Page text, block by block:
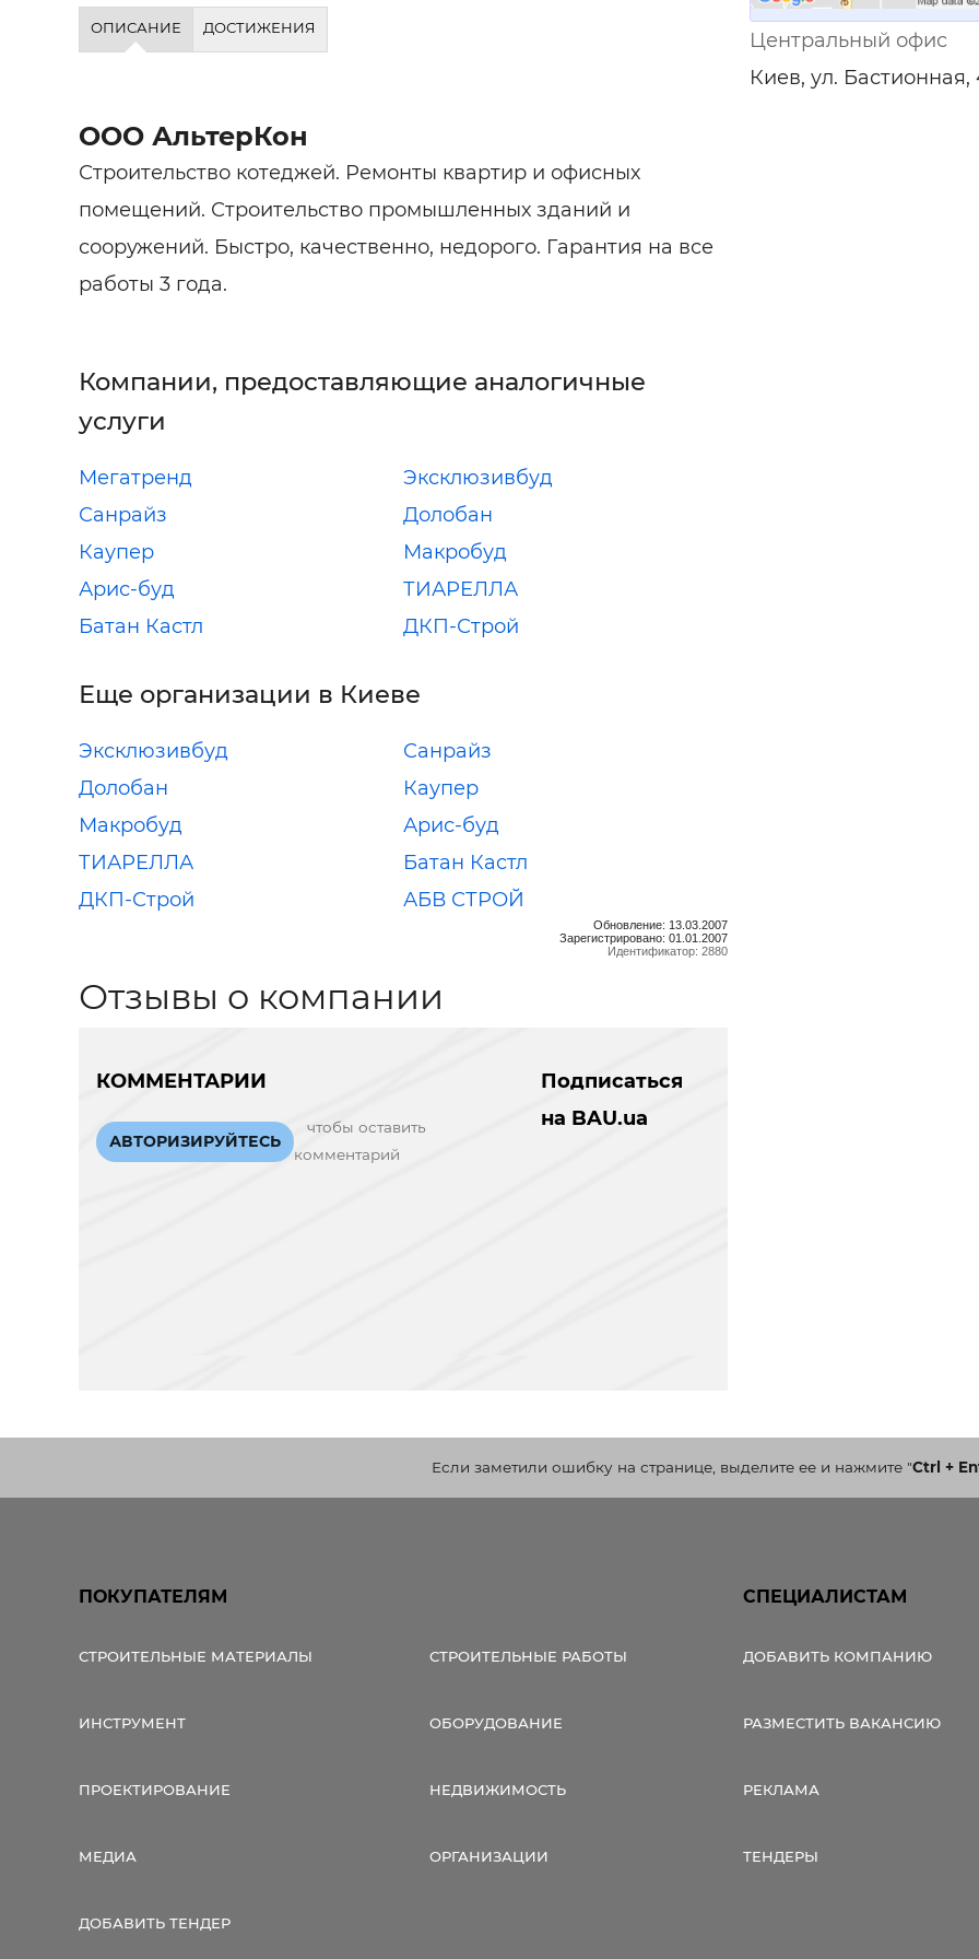
Кирпич, цемент,
щебень и др.
Резюме
ОПИСАНИЕ ДОСТИЖЕНИЯ
ООО АльтерКон
Строительство котеджей. Ремонты квартир и офисных
помещений. Строительство промышленных зданий и
сооружений. Быстро, качественно, недорого. Гарантия на все
работы 3 года.
Компании, предоставляющие аналогичные
услуги
Мегатренд
Эксклюзивбуд
Санрайз
Долобан
Каупер
Макробуд
Арис-буд
ТИАРЕЛЛА
Батан Кастл
ДКП-Строй
Еще организации в Киеве
Эксклюзивбуд
Санрайз
Долобан
Каупер
Макробуд
Арис-буд
ТИАРЕЛЛА
Батан Кастл
ДКП-Строй
АБВ СТРОЙ
Обновление: 13.03.2007
Зарегистрировано: 01.01.2007
Идентификатор: 2880
Отзывы о компании
КОММЕНТАРИИ
АВТОРИЗИРУЙТЕСЬ
чтобы оставить
комментарий
Подписаться
на BAU.ua
Центральный офис
Киев, ул. Бастионная,
Если заметили ошибку на странице, выделите ее и нажмите"Ctrl +
ПОКУПАТЕЛЯМ
СТРОИТЕЛЬНЫЕ МАТЕРИАЛЫ СТРОИТЕЛЬНЫЕ РАБОТЫ
ИНСТРУМЕНТ ОБОРУДОВАНИЕ
ПРОЕКТИРОВАНИЕ НЕДВИЖИМОСТЬ
МЕДИА ОРГАНИЗАЦИИ
ДОБАВИТЬ ТЕНДЕР
СПЕЦИАЛИСТАМ
ДОБАВИТЬ КОМПАНИЮ
РАЗМЕСТИТЬ ВАКАНСИЮ
РЕКЛАМА
ТЕНДЕРЫ